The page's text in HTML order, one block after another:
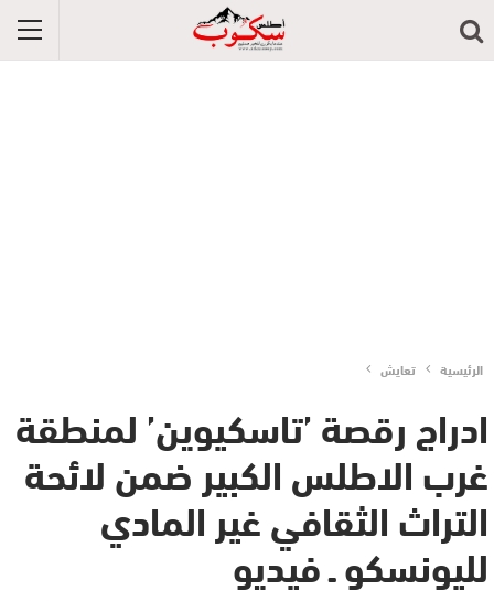
الرئيسية تعايش
ادراج رقصة ’تاسكيوين’ لمنطقة
غرب الاطلس الكبير ضمن لائحة
التراث الثقافي غير المادي
لليونسكو ـ فيديو